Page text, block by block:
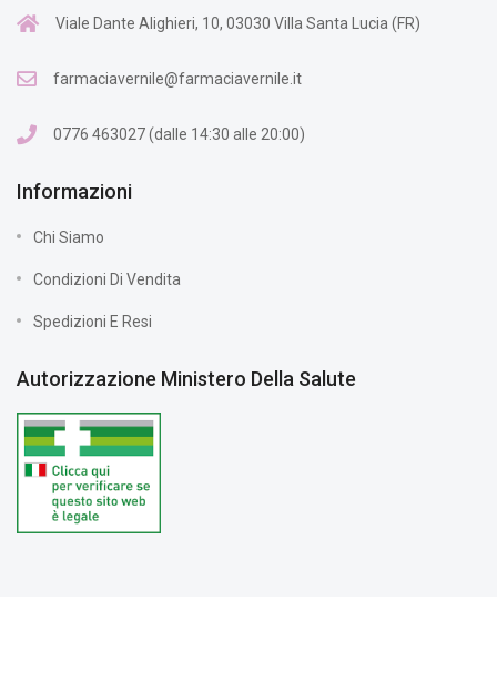
Viale Dante Alighieri, 10, 03030 Villa Santa Lucia (FR)
farmaciavernile@farmaciavernile.it
0776 463027 (dalle 14:30 alle 20:00)
Informazioni
Chi Siamo
Condizioni Di Vendita
Spedizioni E Resi
Autorizzazione Ministero Della Salute